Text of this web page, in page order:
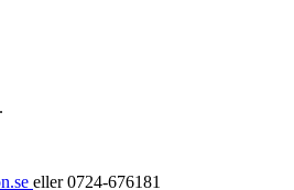
eller 0724-676181